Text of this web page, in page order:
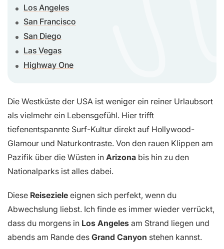
Los Angeles
San Francisco
San Diego
Las Vegas
Highway One
Die Westküste der USA ist weniger ein reiner Urlaubsort
als vielmehr ein Lebensgefühl. Hier trifft
tiefenentspannte Surf-Kultur direkt auf Hollywood-
Glamour und Naturkontraste. Von den rauen Klippen am
Pazifik über die Wüsten in Arizona bis hin zu den
Nationalparks ist alles dabei.
Diese Reiseziele eignen sich perfekt, wenn du
Abwechslung liebst. Ich finde es immer wieder verrückt,
dass du morgens in Los Angeles am Strand liegen und
abends am Rande des Grand Canyon stehen kannst.